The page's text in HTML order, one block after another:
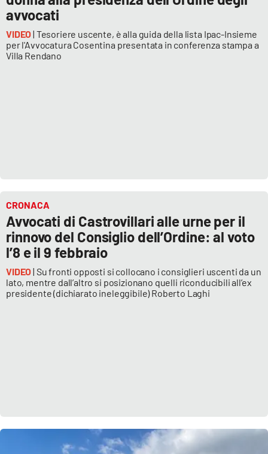
Crotone
Vibo Valentia
Buona Sanità Calabria
LA
Destinazioni
LAC
NETWORK
avvocati
VIDEO| Tesoriere uscente, è alla guida della lista Ipac-Insieme
per l'Avvocatura Cosentina presentata in conferenza stampa a
Villa Rendano
CRONACA
Avvocati di Castrovillari alle urne per il
rinnovo del Consiglio dell’Ordine: al voto
l’8 e il 9 febbraio
VIDEO| Su fronti opposti si collocano i consiglieri uscenti da un
lato, mentre dall’altro si posizionano quelli riconducibili all’ex
presidente (dichiarato ineleggibile) Roberto Laghi